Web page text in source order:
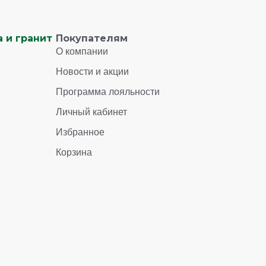
и гранит Покупателям
О компании
Новости и акции
Программа лояльности
Личный кабинет
Избранное
Корзина